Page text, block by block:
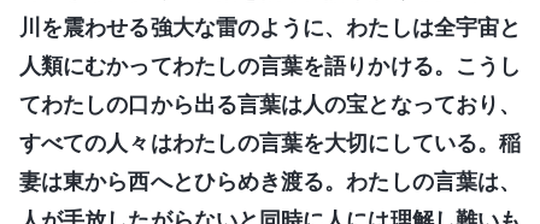
川を震わせる強大な雷のように、わたしは全宇宙と
人類にむかってわたしの言葉を語りかける。こうし
てわたしの口から出る言葉は人の宝となっており、
すべての人々はわたしの言葉を大切にしている。稲
妻は東から西へとひらめき渡る。わたしの言葉は、